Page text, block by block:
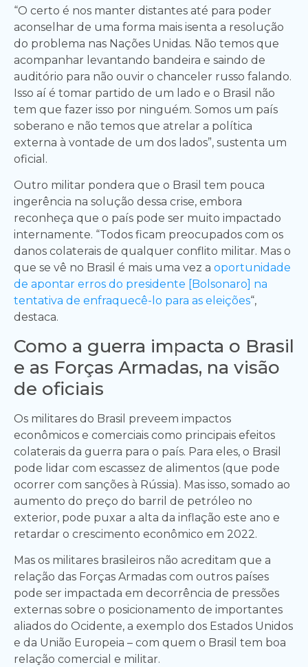
“O certo é nos manter distantes até para poder
aconselhar de uma forma mais isenta a resolução
do problema nas Nações Unidas. Não temos que
acompanhar levantando bandeira e saindo de
auditório para não ouvir o chanceler russo falando.
Isso aí é tomar partido de um lado e o Brasil não
tem que fazer isso por ninguém. Somos um país
soberano e não temos que atrelar a política
externa à vontade de um dos lados”, sustenta um
oficial.
Outro militar pondera que o Brasil tem pouca
ingerência na solução dessa crise, embora
reconheça que o país pode ser muito impactado
internamente. “Todos ficam preocupados com os
danos colaterais de qualquer conflito militar. Mas o
que se vê no Brasil é mais uma vez a oportunidade
de apontar erros do presidente [Bolsonaro] na
tentativa de enfraquecê-lo para as eleições“,
destaca.
Como a guerra impacta o Brasil
e as Forças Armadas, na visão
de oficiais
Os militares do Brasil preveem impactos
econômicos e comerciais como principais efeitos
colaterais da guerra para o país. Para eles, o Brasil
pode lidar com escassez de alimentos (que pode
ocorrer com sanções à Rússia). Mas isso, somado ao
aumento do preço do barril de petróleo no
exterior, pode puxar a alta da inflação este ano e
retardar o crescimento econômico em 2022.
Mas os militares brasileiros não acreditam que a
relação das Forças Armadas com outros países
pode ser impactada em decorrência de pressões
externas sobre o posicionamento de importantes
aliados do Ocidente, a exemplo dos Estados Unidos
e da União Europeia – com quem o Brasil tem boa
relação comercial e militar.